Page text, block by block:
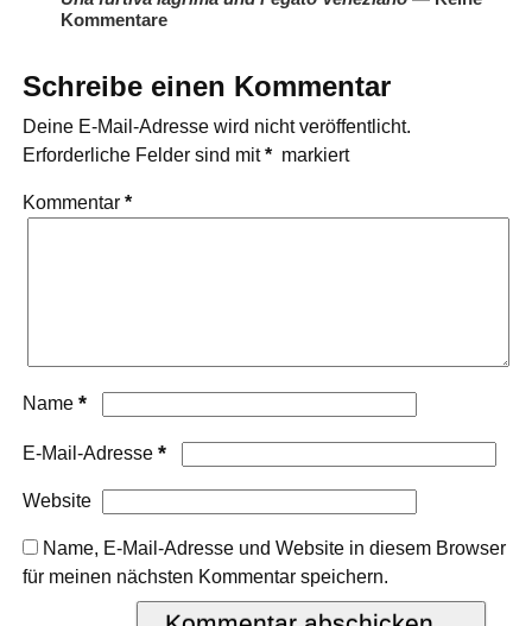
Kommentare
Schreibe einen Kommentar
Deine E-Mail-Adresse wird nicht veröffentlicht.
Erforderliche Felder sind mit* markiert
Kommentar *
Name *
E-Mail-Adresse *
Website
Name, E-Mail-Adresse und Website in diesem Browser
für meinen nächsten Kommentar speichern.